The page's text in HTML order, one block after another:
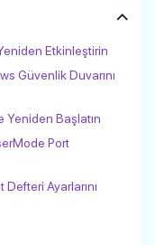
Etkinleştirin
Güvenlik Duvarını
Yeniden Başlatın
Port
Ayarlarını